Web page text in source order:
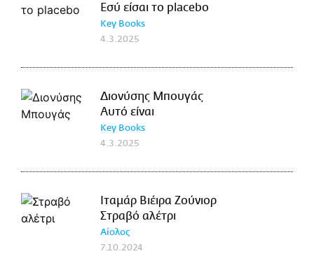
Εσύ είσαι το placebo
Key Books
4.3.2025
Διονύσης Μπουγάς
Αυτό είναι
Key Books
4.3.2025
Ιταμάρ Βιέιρα Ζούνιορ
Στραβό αλέτρι
Αίολος
7.10.2024